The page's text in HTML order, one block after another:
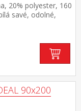
20% polyester, 160
savé, odolné,
pro matrace do
°C
90x200